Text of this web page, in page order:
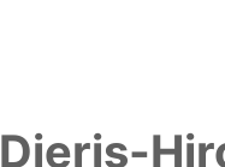
Dieris-